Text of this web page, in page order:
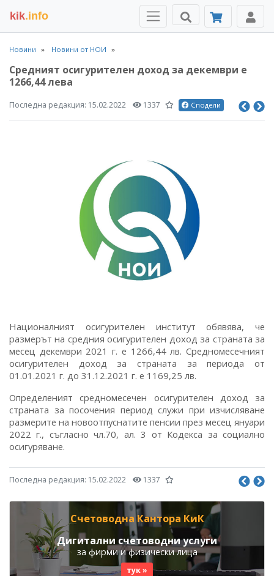
kik.info
Новини Новини от НОИ
Средният осигурителен доход за декември е
1266,44 лева
Последна редакция: 15.02.2022 1337 Сподели
Националният осигурителен институт обявява, че
размерът на средния осигурителен доход за страната за
месец декември 2021 г. е 1266,44 лв. Средномесечният
осигурителен доход за страната за периода от
01.01.2021 г. до 31.12.2021 г. е 1169,25 лв.
Определеният средномесечен осигурителен доход за
страната за посочения период служи при изчисляване
размерите на новоотпуснатите пенсии през месец януари
2022 г., съгласно чл.70, ал. 3 от Кодекса за социално
осигуряване.
Последна редакция: 15.02.2022 1337
Счетоводна Кантора КиК
Дигитални счетоводни услуги
за фирми и физически лица
тук »